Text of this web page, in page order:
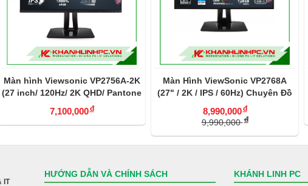
Màn hình Viewsonic VP2756A-2K
(27 inch/ 120Hz/ 2K QHD/ Pantone
Validated/ 90W USB-C)
7,100,000đ
Màn Hình ViewSonic VP2768A
(27" / 2K / IPS / 60Hz) Chuyên Đồ
8,990,000đ
9,990,000đ
IT
HƯỚNG DẪN VÀ CHÍNH SÁCH KHÁNH LINH PC